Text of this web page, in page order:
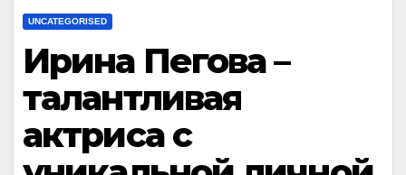
UNCATEGORISED
Ирина Пегова –
талантливая
актриса с